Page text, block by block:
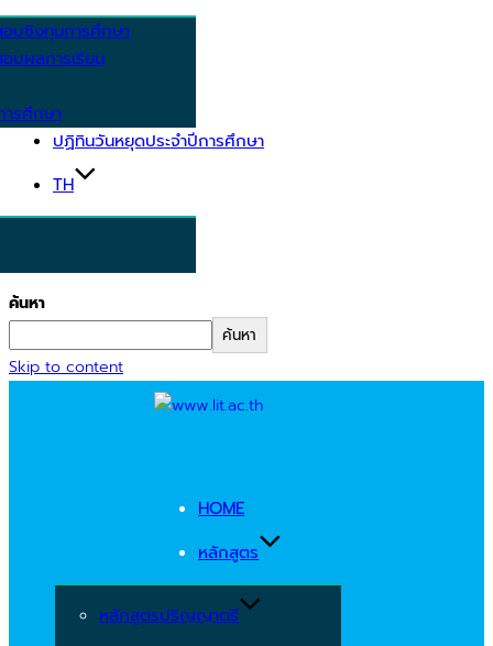
บชิงทุนการศึกษา
บผลการเรียน
รศึกษา
ปฏิทินวันหยุดประจำปีการศึกษา
TH
ค้นหา
ค้นหา
Skip to content
HOME
หลักสูตร
หลักสูตรปริญญาตรี